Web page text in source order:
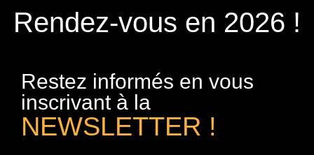
Rendez-vous en 2026 !
Restez informés en vous
inscrivant à la
NEWSLETTER !